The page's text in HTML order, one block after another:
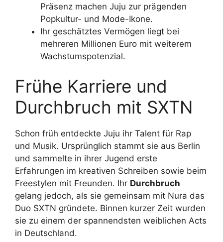
Präsenz machen Juju zur prägenden
Popkultur- und Mode-Ikone.
Ihr geschätztes Vermögen liegt bei
mehreren Millionen Euro mit weiterem
Wachstumspotenzial.
Frühe Karriere und
Durchbruch mit SXTN
Schon früh entdeckte Juju ihr Talent für Rap
und Musik. Ursprünglich stammt sie aus Berlin
und sammelte in ihrer Jugend erste
Erfahrungen im kreativen Schreiben sowie beim
Freestylen mit Freunden. Ihr Durchbruch
gelang jedoch, als sie gemeinsam mit Nura das
Duo SXTN gründete. Binnen kurzer Zeit wurden
sie zu einem der spannendsten weiblichen Acts
in Deutschland.